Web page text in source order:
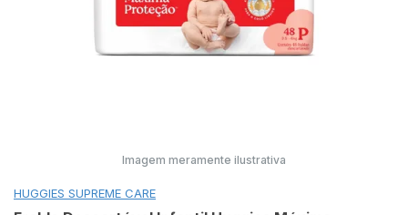
Imagem meramente ilustrativa
HUGGIES SUPREME CARE